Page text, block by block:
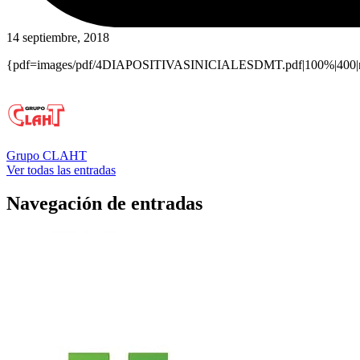
14 septiembre, 2018
{pdf=images/pdf/
Grupo CLAHT
Ver todas las entradas
Navegación de entradas